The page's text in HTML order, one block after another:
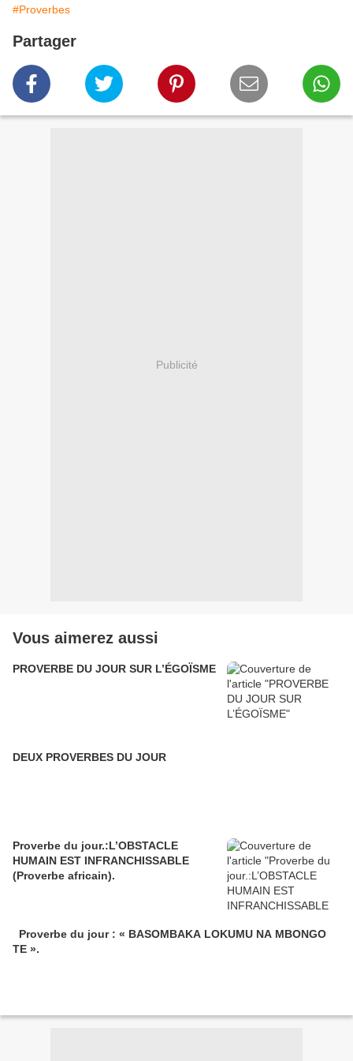
#Proverbes
Partager
Publicité
Vous aimerez aussi
PROVERBE DU JOUR SUR L’ÉGOÏSME
DEUX PROVERBES DU JOUR
Proverbe du jour.:L’OBSTACLE
HUMAIN EST INFRANCHISSABLE
(Proverbe africain).
TE ».